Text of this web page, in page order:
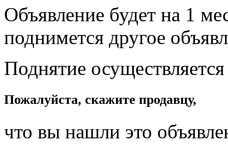
Объявление будет на 1
поднимется другое
Поднятие
Пожалуйста, скажите продавцу,
что вы нашли это